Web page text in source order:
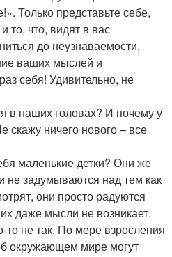
Только представьте себе,
то, что, видят в вас
до неузнаваемости,
ваших мыслей и
себя! Удивительно, не
в наших головах? И почему у
скажу ничего нового – все
маленькие детки? Они же
не задумываются над тем как
они просто радуются
даже мысли не возникает,
то не так. По мере взросления
окружающем мире могут